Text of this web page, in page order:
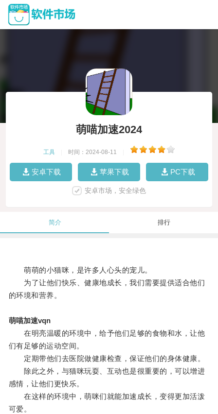
萌喵加速2024
工具 时间：2024-08-11
安卓下载 苹果下载 PC下载
安卓市场，安全绿色
简介 排行
萌萌的小猫咪，是许多人心头的宠儿。
为了让他们快乐、健康地成长，我们需要提供适合他们
的环境和营养。
萌喵加速vqn
在明亮温暖的环境中，给予他们足够的食物和水，让他
们有足够的运动空间。
定期带他们去医院做健康检查，保证他们的身体健康。
除此之外，与猫咪玩耍、互动也是很重要的，可以增进
感情，让他们更快乐。
在这样的环境中，萌咪们就能加速成长，变得更加活泼
可爱。